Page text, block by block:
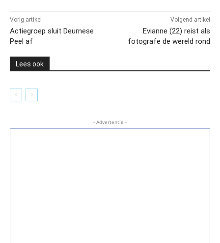
Vorig artikel
Actiegroep sluit Deurnese
Peel af
Volgend artikel
Evianne (22) reist als
fotografe de wereld rond
Lees ook
- Advertentie -